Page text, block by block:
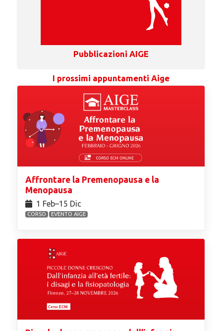
Pubblicazioni AIGE
I prossimi appuntamenti Aige
Affrontare la Premenopausa e la
Menopausa
1 Feb⁠–15 Dic
CORSO EVENTO AIGE